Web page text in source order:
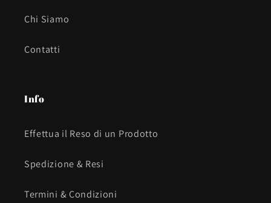
Chi Siamo
Contatti
Info
Effettua il Reso di un Prodotto
Spedizione & Resi
Termini & Condizioni